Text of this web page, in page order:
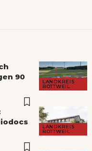
LANDKREIS
ROTTWEIL
90
LANDKREIS
ROTTWEIL